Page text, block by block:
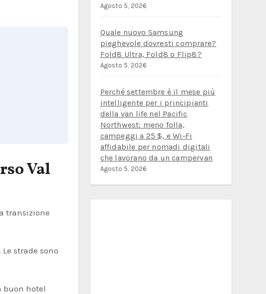
Val
transizione
strade sono
buon hotel
Agosto 5, 2026
Quale nuovo Samsung
pieghevole dovresti comprare?
Fold8 Ultra, Fold8 o Flip8?
Agosto 5, 2026
Perché settembre è il mese più
intelligente per i principianti
della van life nel Pacific
Northwest: meno folla,
campeggi a 25 $, e Wi‑Fi
affidabile per nomadi digitali
che lavorano da un campervan
Agosto 5, 2026